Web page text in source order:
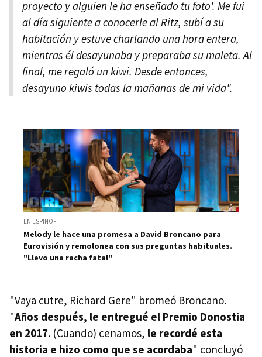
proyecto y alguien le ha enseñado tu foto'. Me fui
al día siguiente a conocerle al Ritz, subí a su
habitación y estuve charlando una hora entera,
mientras él desayunaba y preparaba su maleta. Al
final, me regaló un kiwi. Desde entonces,
desayuno kiwis todas la mañanas de mi vida".
EN ESPINOF
Melody le hace una promesa a David Broncano para
Eurovisión y remolonea con sus preguntas habituales.
"Llevo una racha fatal"
"Vaya cutre, Richard Gere" bromeó Broncano.
"Años después, le entregué el Premio Donostia
en 2017. (Cuando) cenamos, le recordé esta
historia e hizo como que se acordaba" concluyó